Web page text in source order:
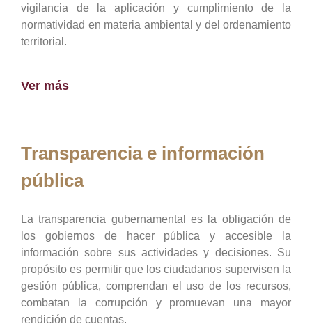
vigilancia de la aplicación y cumplimiento de la
normatividad en materia ambiental y del ordenamiento
territorial.
Ver más
Transparencia e información
pública
La transparencia gubernamental es la obligación de
los gobiernos de hacer pública y accesible la
información sobre sus actividades y decisiones. Su
propósito es permitir que los ciudadanos supervisen la
gestión pública, comprendan el uso de los recursos,
combatan la corrupción y promuevan una mayor
rendición de cuentas.